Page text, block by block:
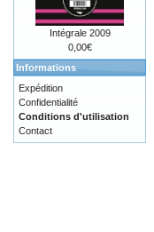
Intégrale 2009
0,00€
Informations
Expédition
Confidentialité
Conditions d'utilisation
Contact